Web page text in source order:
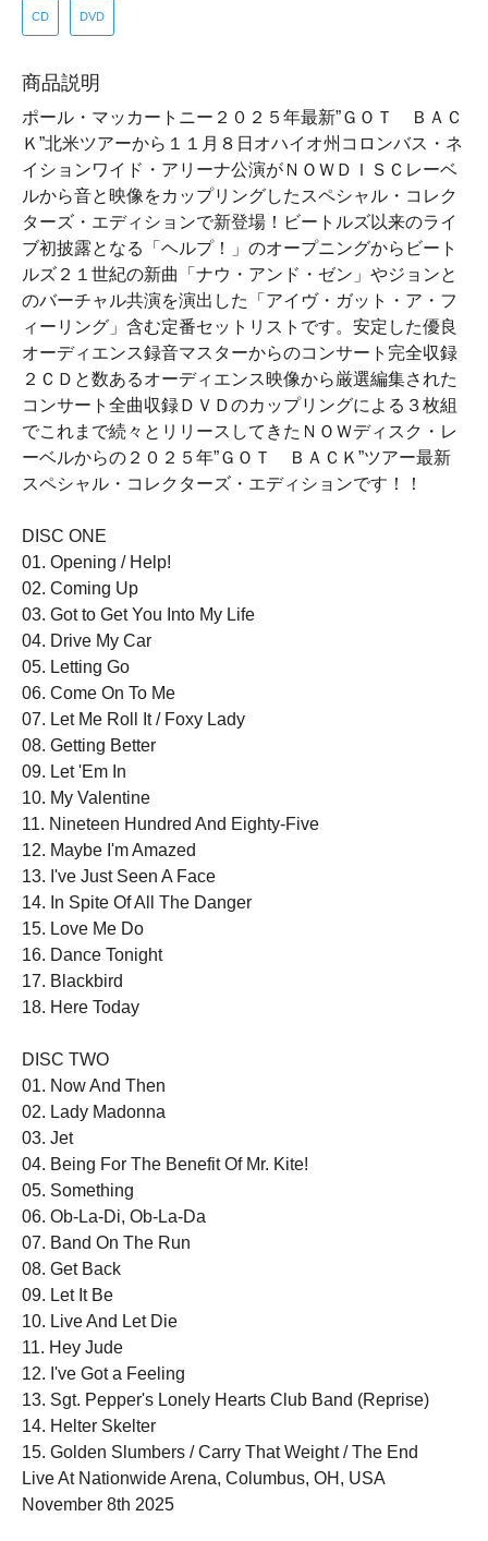
CD DVD
商品説明
ポール・マッカートニー２０２５年最新”ＧＯＴ ＢＡＣ
Ｋ”北米ツアーから１１月８日オハイオ州コロンバス・ネ
イションワイド・アリーナ公演がＮＯＷＤＩＳＣレーベ
ルから音と映像をカップリングしたスペシャル・コレク
ターズ・エディションで新登場！ビートルズ以来のライ
ブ初披露となる「ヘルプ！」のオープニングからビート
ルズ２１世紀の新曲「ナウ・アンド・ゼン」やジョンと
のバーチャル共演を演出した「アイヴ・ガット・ア・フ
ィーリング」含む定番セットリストです。安定した優良
オーディエンス録音マスターからのコンサート完全収録
２ＣＤと数あるオーディエンス映像から厳選編集された
コンサート全曲収録ＤＶＤのカップリングによる３枚組
でこれまで続々とリリースしてきたＮＯＷディスク・レ
ーベルからの２０２５年”ＧＯＴ ＢＡＣＫ”ツアー最新
スペシャル・コレクターズ・エディションです！！
DISC ONE
01. Opening / Help!
02. Coming Up
03. Got to Get You Into My Life
04. Drive My Car
05. Letting Go
06. Come On To Me
07. Let Me Roll It / Foxy Lady
08. Getting Better
09. Let 'Em In
10. My Valentine
11. Nineteen Hundred And Eighty-Five
12. Maybe I'm Amazed
13. I've Just Seen A Face
14. In Spite Of All The Danger
15. Love Me Do
16. Dance Tonight
17. Blackbird
18. Here Today
DISC TWO
01. Now And Then
02. Lady Madonna
03. Jet
04. Being For The Benefit Of Mr. Kite!
05. Something
06. Ob-La-Di, Ob-La-Da
07. Band On The Run
08. Get Back
09. Let It Be
10. Live And Let Die
11. Hey Jude
12. I've Got a Feeling
13. Sgt. Pepper's Lonely Hearts Club Band (Reprise)
14. Helter Skelter
15. Golden Slumbers / Carry That Weight / The End
Live At Nationwide Arena, Columbus, OH, USA
November 8th 2025